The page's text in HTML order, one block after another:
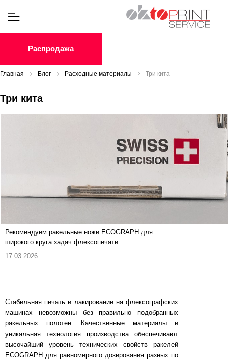
Распродажа
Главная Блог Расходные материалы Три кита
Три кита
Рекомендуем ракельные ножи ECOGRAPH для
широкого круга задач флексопечати.
17.03.2026
Стабильная печать и лакирование на флексографских
машинах невозможны без правильно подобранных
ракельных полотен. Качественные материалы и
уникальная технология производства обеспечивают
высочайший уровень технических свойств ракелей
ECOGRAPH для равномерного дозирования разных по